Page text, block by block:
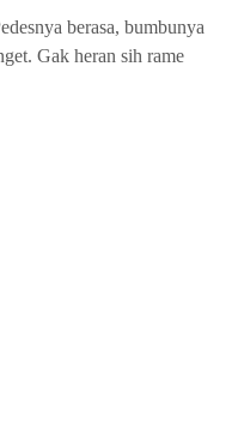
berasa, bumbunya
Gak heran sih rame